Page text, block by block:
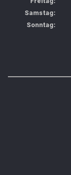
Samstag:
Sonntag: